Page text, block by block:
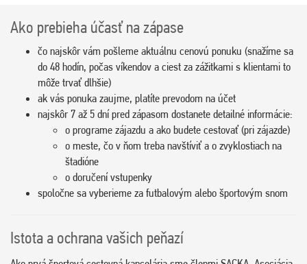
Ako prebieha účasť na zápase
čo najskôr vám pošleme aktuálnu cenovú ponuku (snažíme sa
do 48 hodín, počas víkendov a ciest za zážitkami s klientami to
môže trvať dlhšie)
ak vás ponuka zaujme, platíte prevodom na účet
najskôr 7 až 5 dní pred zápasom dostanete detailné informácie:
o programe zájazdu a ako budete cestovať (pri zájazde)
o meste, čo v ňom treba navštíviť a o zvyklostiach na
štadióne
o doručení vstupenky
spoločne sa vyberieme za futbalovým alebo športovým snom
Istota a ochrana vašich peňazí